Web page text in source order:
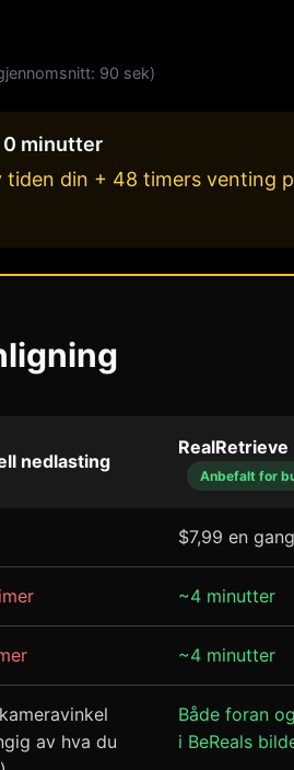
90 sek)
0 minutter
din + 48 timers venting
nedlasting
RealRetrieve
Anbefalt for
$7,99 en gang
~4 minutter
~4 minutter
av hva du
Både foran
i BeReals